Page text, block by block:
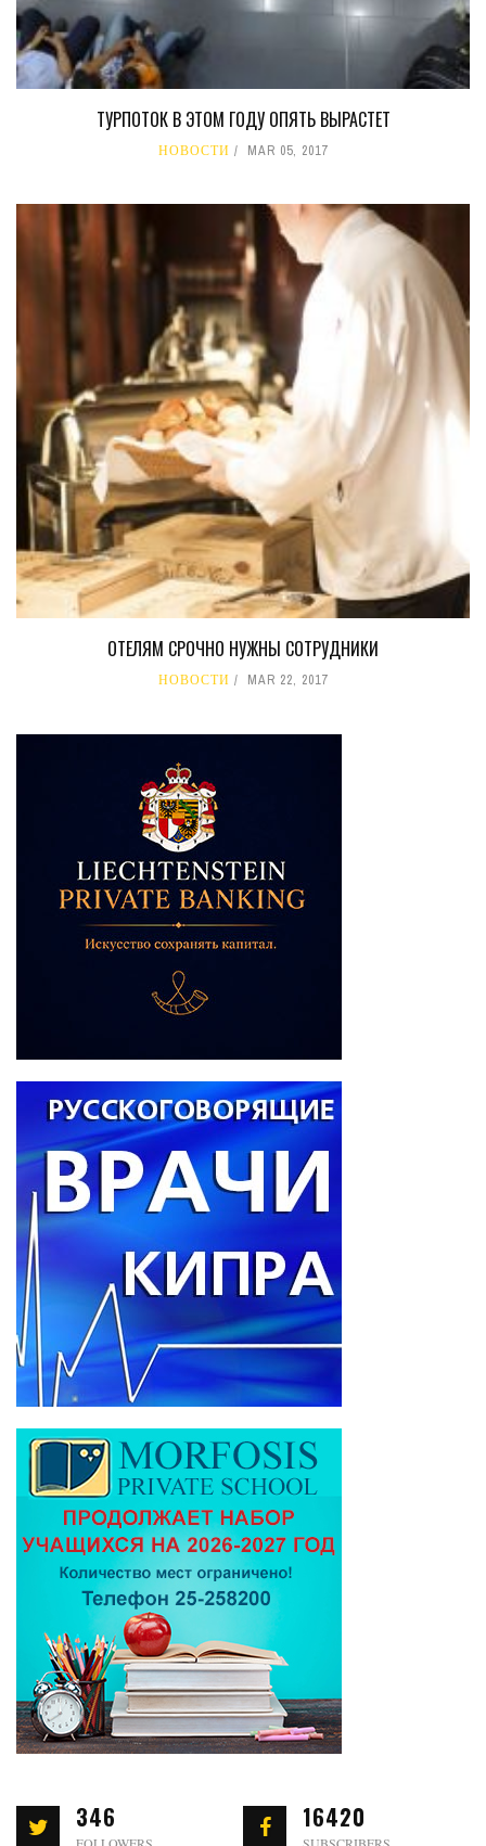
ТУРПОТОК В ЭТОМ ГОДУ ОПЯТЬ ВЫРАСТЕТ
НОВОСТИ MAR 05, 2017
ОТЕЛЯМ СРОЧНО НУЖНЫ СОТРУДНИКИ
НОВОСТИ MAR 22, 2017
346 16420